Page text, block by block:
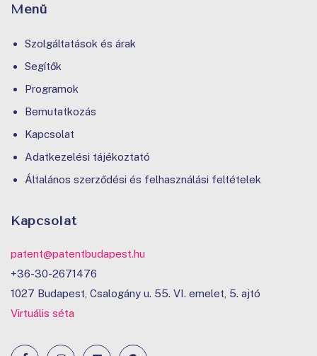
Menü
Szolgáltatások és árak
Segítők
Programok
Bemutatkozás
Kapcsolat
Adatkezelési tájékoztató
Általános szerződési és felhasználási feltételek
Kapcsolat
patent@patentbudapest.hu
+36-30-2671476
1027 Budapest, Csalogány u. 55. VI. emelet, 5. ajtó
Virtuális séta